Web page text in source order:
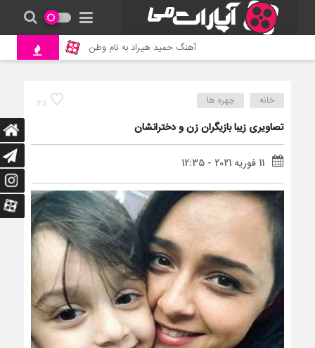
آهنگ حمید هیراد به نام وطن جنگ و نبرد حیوانات
38 خانه چهره ها
تصاویری زیبا بازیگران زن و دخترانشان
11 فوریه 2021 - 12:35